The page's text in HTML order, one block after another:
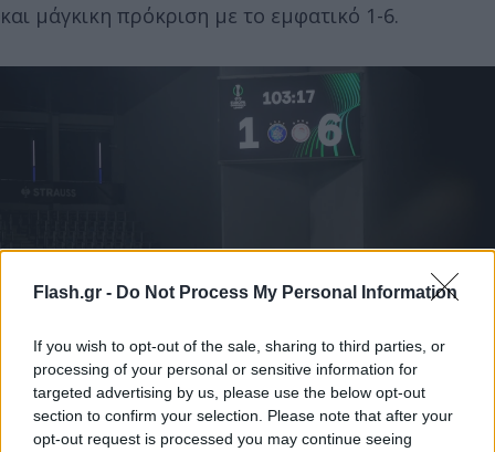
Flash.gr - Do Not Process My Personal Information
If you wish to opt-out of the sale, sharing to third parties, or
processing of your personal or sensitive information for
targeted advertising by us, please use the below opt-out
section to confirm your selection. Please note that after your
opt-out request is processed you may continue seeing
και μάγκικη πρόκριση με το εμφατικό 1-6.
Eurokinissi